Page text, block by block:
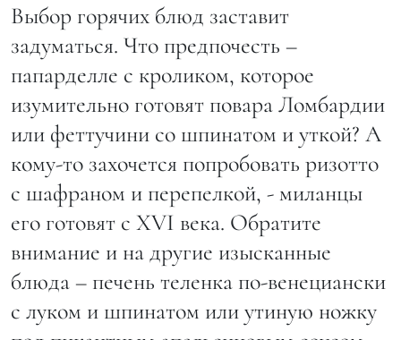
Выбор горячих блюд заставит
задуматься. Что предпочесть –
папарделле с кроликом, которое
изумительно готовят повара Ломбардии
или феттучини со шпинатом и уткой? А
кому-то захочется попробовать ризотто
с шафраном и перепелкой, - миланцы
его готовят с XVI века. Обратите
внимание и на другие изысканные
блюда – печень теленка по-венециански
с луком и шпинатом или утиную ножку